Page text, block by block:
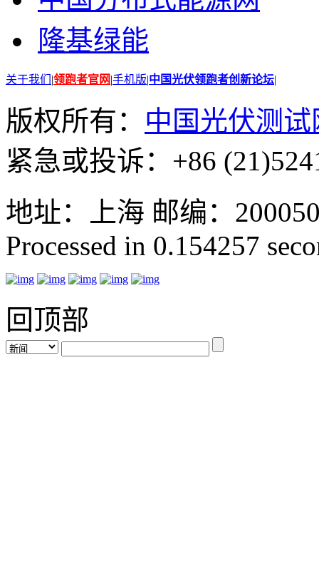
隆基绿能
关于我们 |领跑者官网|手机版|中国光伏领跑者创新论坛|
版权所有： 中国光伏测试
紧急或投诉：+86
地址：上海 邮编：
Processed in 0.154257
回顶部